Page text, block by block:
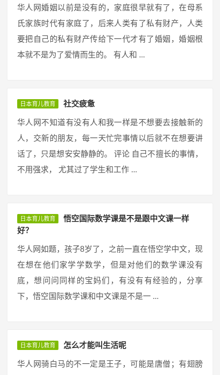
华人网婚姻以前是没有的，家庭很早就有了，在母系
氏家族时代有家庭了，后来人类有了私有财产，人类
要把自己的私有财产传给下一代才有了婚姻，婚姻根
本就不是为了爱情而生的。 有人和 ...
日本育儿教育 社交疲惫
华人网不知道有没有人和我一样是不想要去接触新的
人，交新的朋友，每一天忙完事情以后就不在想要讲
话了，只是想安安静静的。 评论 自己不擅长的事情，
不用强求， 尤其过了学生和工作 ...
日本育儿教育
悟空国际数学课是不是跟中文课一样
好？
华人网如题，孩子8岁了，之前一直在悟空学中文，现
在想在他们家学学数学，但是对他们的数学课没有
底，想问问同样的宝妈们，有没有有经验的，分享
下，悟空国际数学课和中文课是不是一 ...
日本育儿教育 怎么才能叫生活呢
华人网骑白马的不一定是王子，可能是唐僧；有翅膀